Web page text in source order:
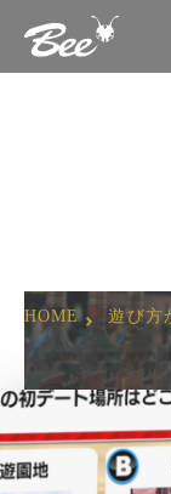
HOME 遊び方